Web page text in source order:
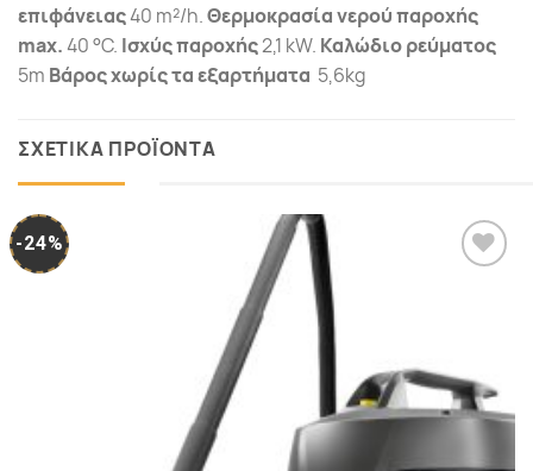
επιφάνειας40 m²/h.Θερμοκρασία νερού παροχής
max.40 °C. Ισχύς παροχής2,1 kW. Καλώδιο ρεύματος
5m Βάρος χωρίς τα εξαρτήματα 5,6kg
ΣΧΕΤΙΚΑ ΠΡΟΪΟΝΤΑ
-24%